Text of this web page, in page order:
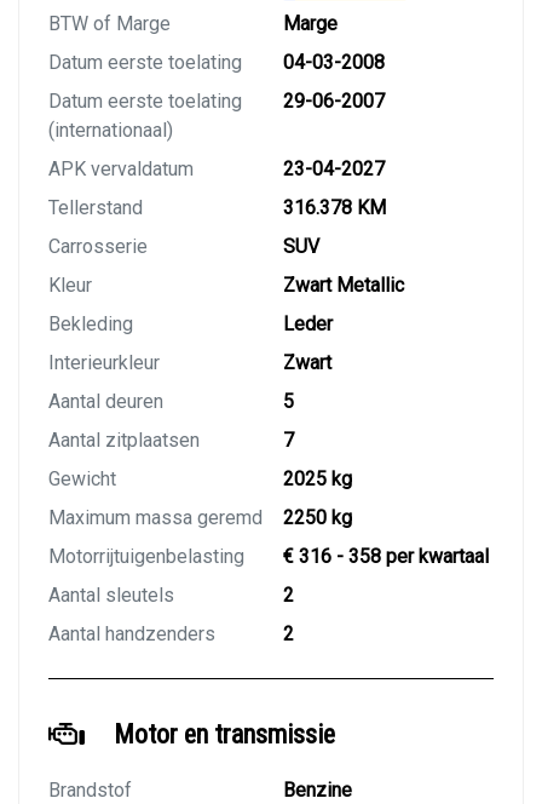
BTW of Marge
Marge
Datum eerste toelating
04-03-2008
Datum eerste toelating
(internationaal)
29-06-2007
APK vervaldatum
23-04-2027
Tellerstand
316.378 KM
Carrosserie
SUV
Kleur
Zwart Metallic
Bekleding
Leder
Interieurkleur
Zwart
Aantal deuren
5
Aantal zitplaatsen
7
Gewicht
2025 kg
Maximum massa geremd
2250 kg
Motorrijtuigenbelasting
€ 316 - 358 per kwartaal
Aantal sleutels
2
Aantal handzenders
2
Motor en transmissie
Brandstof
Benzine